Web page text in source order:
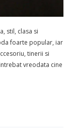
stil, clasa si
foarte popular, iar
tinerii si
vreodata cine